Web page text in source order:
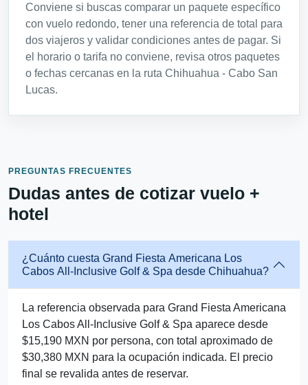
Conviene si buscas comparar un paquete específico
con vuelo redondo, tener una referencia de total para
dos viajeros y validar condiciones antes de pagar. Si
el horario o tarifa no conviene, revisa otros paquetes
o fechas cercanas en la ruta Chihuahua - Cabo San
Lucas.
PREGUNTAS FRECUENTES
Dudas antes de cotizar vuelo +
hotel
¿Cuánto cuesta Grand Fiesta Americana Los
Cabos All-Inclusive Golf & Spa desde Chihuahua?
La referencia observada para Grand Fiesta Americana
Los Cabos All-Inclusive Golf & Spa aparece desde
$15,190 MXN por persona, con total aproximado de
$30,380 MXN para la ocupación indicada. El precio
final se revalida antes de reservar.